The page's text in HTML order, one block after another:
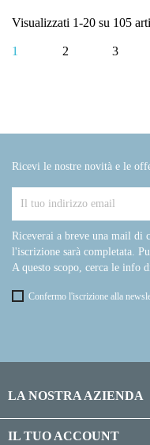
Visualizzati 1-20 su 105
1 2 3
Ricevi le nostre novità e le
Riceverai a breve una mail di
l'iscrizione sarà completata.
A questo scopo, cerca le info
Confermo l'iscrizione alla
LA NOSTRA AZIENDA
IL TUO ACCOUNT